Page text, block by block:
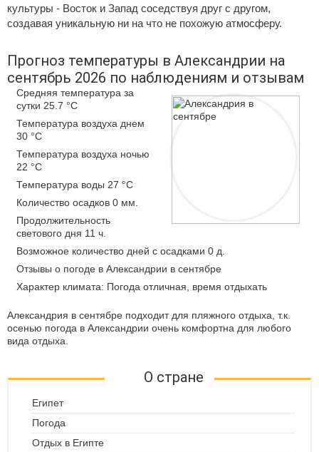
культуры - Восток и Запад соседствуя друг с другом,
создавая уникальную ни на что не похожую атмосферу.
Прогноз температуры в Александрии на
сентябрь 2026 по наблюдениям и отзывам
Средняя температура за
сутки 25.7 °C
Температура воздуха днем
30 °C
Температура воздуха ночью
22 °C
Температура воды 27 °C
Количество осадков 0 мм.
Продолжительность
светового дня 11 ч.
Возможное количество дней с осадками 0 д.
Отзывы о погоде в Александрии в сентябре
Характер климата: Погода отличная, время отдыхать
Александрия в сентябре подходит для пляжного отдыха, т.к.
осенью погода в Александрии очень комфортна для любого
вида отдыха.
О стране
Египет
Погода
Отдых в Египте